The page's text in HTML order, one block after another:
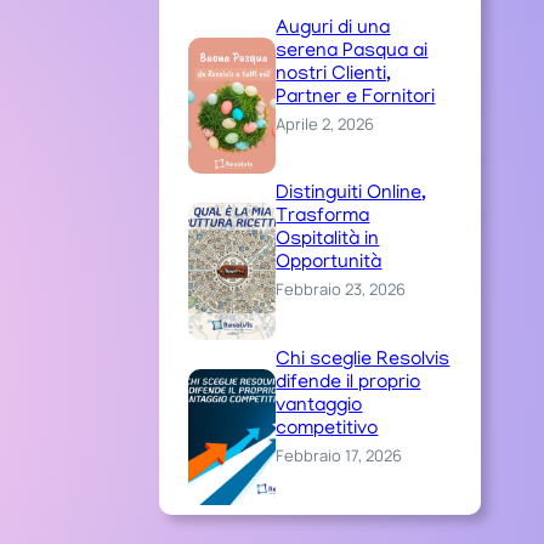
Auguri di una
serena Pasqua ai
nostri Clienti,
Partner e Fornitori
Aprile 2, 2026
Distinguiti Online,
Trasforma
Ospitalità in
Opportunità
Febbraio 23, 2026
Chi sceglie Resolvis
difende il proprio
vantaggio
competitivo
Febbraio 17, 2026